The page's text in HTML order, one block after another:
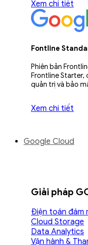
Xem chi tiết
Fontline
Phiên bản
Frontline Starter,
quản trị và bảo
Xem chi tiết
Google Cloud
Giải pháp
Điện toán đám
Cloud Storage
Data Analytics
Vận hành &